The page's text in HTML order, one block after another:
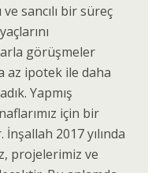
ve sancılı bir süreç
görüşmeler
az ipotek ile daha
Yapmış
için bir
2017 yılında
projelerimiz ve